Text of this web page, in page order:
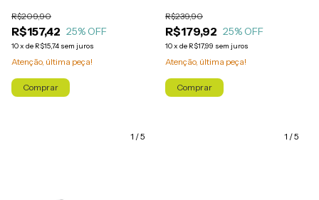
R$157,42
R$209,90
25% OFF
10x de R$15,74 sem juros
Atenção, última peça!
Comprar
R$179,92
R$239,90
25% OFF
10x de R$17,99 sem juros
Atenção, última peça!
Comprar
1 /5 1 /5